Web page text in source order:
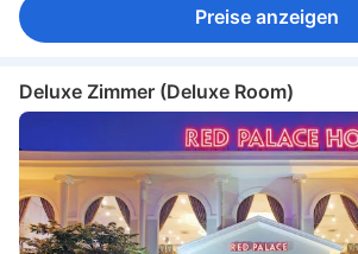
Preise anzeigen
Deluxe Zimmer (Deluxe Room)